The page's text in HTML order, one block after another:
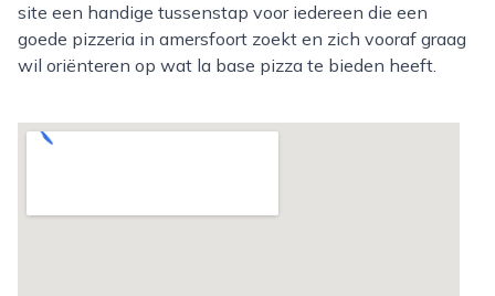
site een handige tussenstap voor iedereen die een
goede pizzeria in amersfoort zoekt en zich vooraf graag
wil oriënteren op wat la base pizza te bieden heeft.